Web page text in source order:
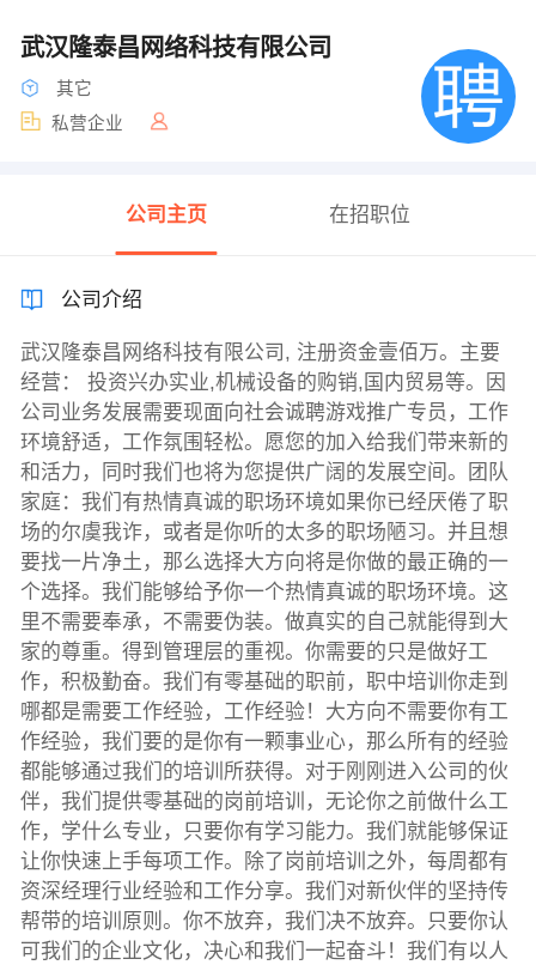
武汉隆泰昌网络科技有限公司
其它
私营企业
公司主页 在招职位
公司介绍
武汉隆泰昌网络科技有限公司, 注册资金壹佰万。主要
经营： 投资兴办实业,机械设备的购销,国内贸易等。因
公司业务发展需要现面向社会诚聘游戏推广专员，工作
环境舒适，工作氛围轻松。愿您的加入给我们带来新的
和活力，同时我们也将为您提供广阔的发展空间。团队
家庭：我们有热情真诚的职场环境如果你已经厌倦了职
场的尔虞我诈，或者是你听的太多的职场陋习。并且想
要找一片净土，那么选择大方向将是你做的最正确的一
个选择。我们能够给予你一个热情真诚的职场环境。这
里不需要奉承，不需要伪装。做真实的自己就能得到大
家的尊重。得到管理层的重视。你需要的只是做好工
作，积极勤奋。我们有零基础的职前，职中培训你走到
哪都是需要工作经验，工作经验！大方向不需要你有工
作经验，我们要的是你有一颗事业心，那么所有的经验
都能够通过我们的培训所获得。对于刚刚进入公司的伙
伴，我们提供零基础的岗前培训，无论你之前做什么工
作，学什么专业，只要你有学习能力。我们就能够保证
让你快速上手每项工作。除了岗前培训之外，每周都有
资深经理行业经验和工作分享。我们对新伙伴的坚持传
帮带的培训原则。你不放弃，我们决不放弃。只要你认
可我们的企业文化，决心和我们一起奋斗！我们有以人